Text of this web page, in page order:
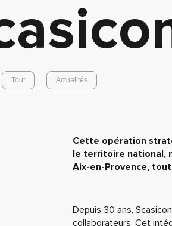
Tout Actualités
Cette opération
le territoire national,
Aix-en-Provence,
Depuis 30 ans,
collaborateurs. Cet